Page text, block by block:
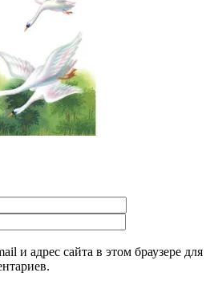
и адрес сайта в этом браузере для